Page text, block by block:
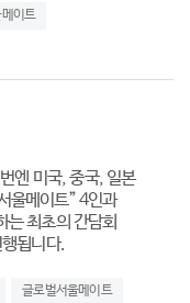
이트
엔 미국, 중국, 일본
울메이트” 4인과
는 최초의 간담회
됩니다.
글로벌서울메이트